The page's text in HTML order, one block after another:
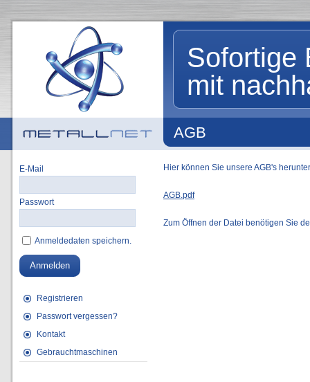
Sofortige
mit
AGB
E-Mail
Passwort
Anmeldedaten speichern.
Anmelden
Registrieren
Passwort vergessen?
Kontakt
Gebrauchtmaschinen
Hier können Sie unsere AGB's
AGB.pdf
Zum Öffnen der Datei benötigen Sie